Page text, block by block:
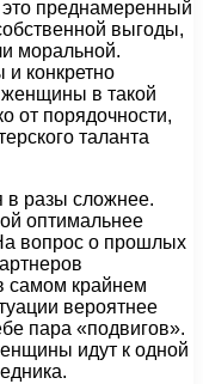
преднамеренный
выгоды,
моральной.
и конкретно
в такой
от порядочности,
таланта
в разы сложнее.
оптимальнее
вопрос о прошлых
самом крайнем
вероятнее
пара «подвигов».
идут к одной